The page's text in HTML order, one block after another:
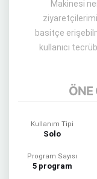
Makinesi
basitçe
kullanıcı
ÖNE
Kullanım Tipi
Solo
Program Sayısı
5 program